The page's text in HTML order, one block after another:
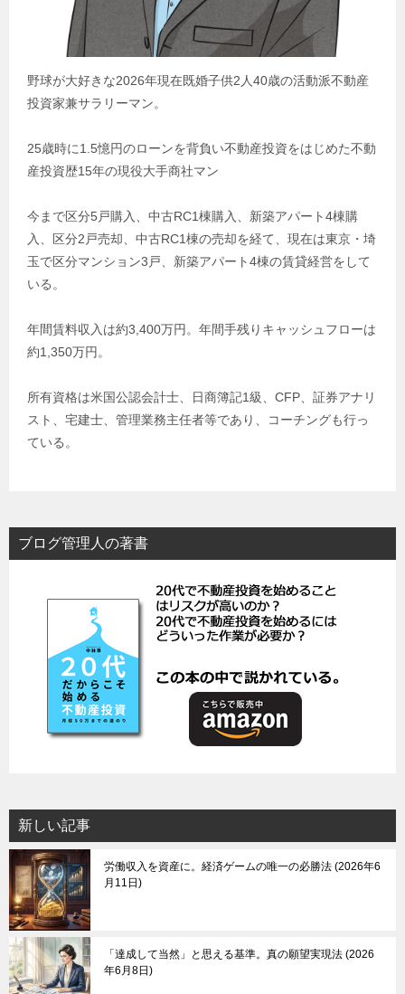
野球が大好きな2026年現在既婚子供2人40歳の活動派不動産
投資家兼サラリーマン。
25歳時に1.5憶円のローンを背負い不動産投資をはじめた不動
産投資歴15年の現役大手商社マン
今まで区分5戸購入、中古RC1棟購入、新築アパート4棟購
入、区分2戸売却、中古RC1棟の売却を経て、現在は東京・埼
玉で区分マンション3戸、新築アパート4棟の賃貸経営をして
いる。
年間賃料収入は約3,400万円。年間手残りキャッシュフローは
約1,350万円。
所有資格は米国公認会計士、日商簿記1級、CFP、証券アナリ
スト、宅建士、管理業務主任者等であり、コーチングも行っ
ている。
ブログ管理人の著書
新しい記事
労働収入を資産に。経済ゲームの唯一の必勝法 2026年6
月11日
「達成して当然」と思える基準。真の願望実現法 2026
年6月8日